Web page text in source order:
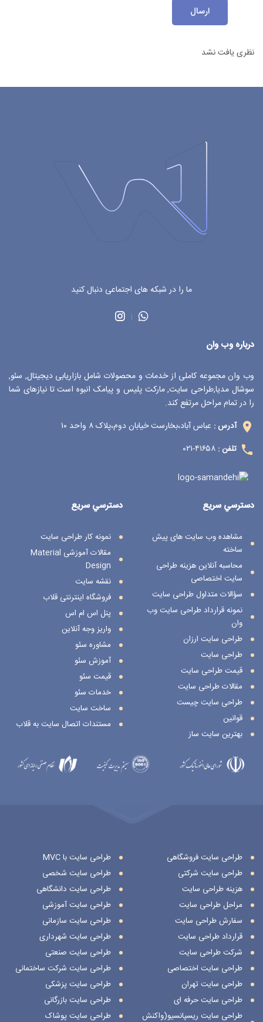
ارسال
نظری یافت نشد
درباره وب وان
وب وان مجموعه کاملی از خدمات و محصولات شامل بازاریابی دیجیتال, سئو,
سوشال مدیا,طراحی سایت, مارکت پلیس و پیامک انبوه است تا نیازهای شما
را در تمام مراحل مرتفع کند.
آدرس : عباس آباد،بخارست خیابان دوم،پلاک ۸ واحد ۱۰
تلفن : ۴۱۶۵۸-۰۲۱
ما را در شبکه های اجتماعی دنبال کنید
دسترسي سريع
نمونه کار طراحی سایت
مقالات آموزشی Material
Design
نقشه سایت
فروشگاه اینترنتی قلاب
پنل اس ام اس
واریز وجه آنلاین
مشاوره سئو
آموزش سئو
قیمت سئو
خدمات سئو
ساخت سایت
مستندات اتصال سایت به قلاب
دسترسي سريع
مشاهده وب سایت های پیش
ساخته
محاسبه آنلاین هزینه طراحی
سایت اختصاصی
سؤالات متداول طراحی سایت
نمونه قرارداد طراحی سایت وب
وان
طراحی سایت ارزان
طراحی سایت
قیمت طراحی سایت
مقالات طراحی سایت
طراحی سایت چیست
قوانین
بهترین سایت ساز
طراحی سایت فروشگاهی
طراحی سایت شرکتی
هزینه طراحی سایت
مراحل طراحی سایت
سفارش طراحی سایت
قرارداد طراحی سایت
شرکت طراحی سایت
طراحی سایت اختصاصی
طراحی سایت تهران
طراحی سایت حرفه ای
طراحی سایت ریسپانسیو(واکنش
طراحی سایت با MVC
طراحی سایت شخصی
طراحی سایت دانشگاهی
طراحی سایت آموزشی
طراحی سایت سازمانی
طراحی سایت شهرداری
طراحی سایت صنعتی
طراحی سایت شرکت ساختمانی
طراحی سایت پزشکی
طراحی سایت بازرگانی
طراحی سایت پوشاک